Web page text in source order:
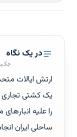
در یک نگاه
ارتش ایالات
یک کشتی تجاری
را علیه
ساحلی ایران